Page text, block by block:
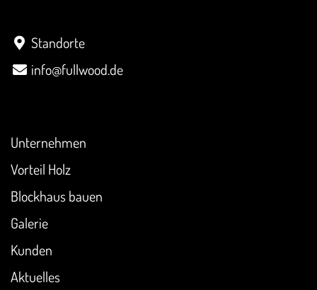
Standorte
info@fullwood.de
Unternehmen
Vorteil Holz
Blockhaus bauen
Galerie
Kunden
Aktuelles